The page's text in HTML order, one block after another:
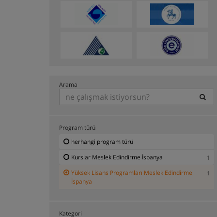
Arama
Program türü
herhangi program türü
Kurslar Meslek Edindirme İspanya
1
Yüksek Lisans Programları Meslek Edindirme
İspanya
1
Kategori